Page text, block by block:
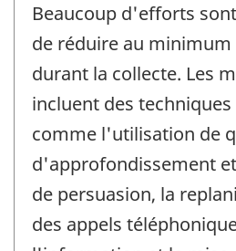
Beaucoup d'efforts
de réduire au
durant la collecte. Les
incluent des
comme l'utilisation de
d'approfondissement
de persuasion, la
des appels